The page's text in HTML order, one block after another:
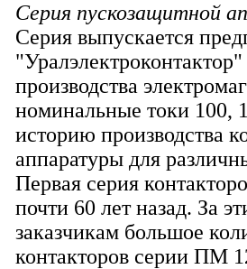
Серия пускозащитной
Серия выпускается
производства
номинальные токи 100,
историю производства
аппаратуры для
Первая серия
почти 60 лет назад. За
заказчикам большое
контакторов серии ПМ